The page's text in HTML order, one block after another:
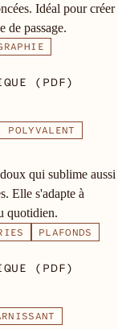
Idéal pour créer
de passage.
(PDF)
qui sublime aussi
Elle s'adapte à
quotidien.
PLAFONDS
(PDF)